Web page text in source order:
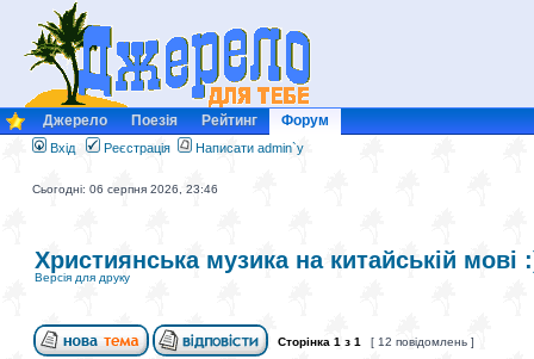
Джерело Поезія Рейтинг Форум
Вхід Реєстрація Написати admin`у
Сьогодні: 06 серпня 2026, 23:46
Християнська музика на китайській мові
Версія для друку
Сторінка 1 з 1 [ 12 повідомлень ]